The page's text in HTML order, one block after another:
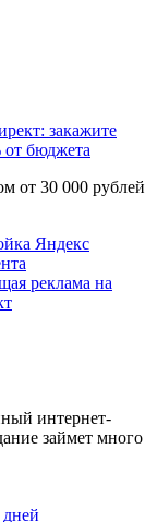
закажите
от бюджета
от 30 000 рублей
Яндекс
реклама на
интернет-
займет много